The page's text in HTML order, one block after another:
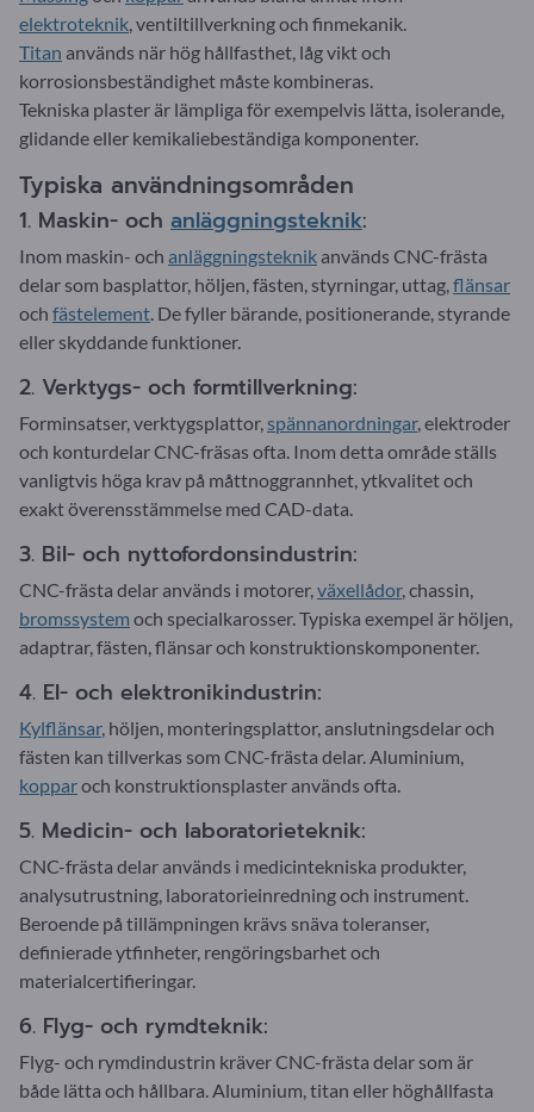
elektroteknik , ventiltillverkning och finmekanik.
Titan används när hög hållfasthet, låg vikt och
korrosionsbeständighet måste kombineras.
Tekniska plaster är lämpliga för exempelvis lätta, isolerande,
glidande eller kemikaliebeständiga komponenter.
Typiska användningsområden
1. Maskin- och anläggningsteknik:
Inom maskin- och anläggningsteknik används CNC-frästa
delar som basplattor, höljen, fästen, styrningar, uttag, flänsar
och fästelement . De fyller bärande, positionerande, styrande
eller skyddande funktioner.
2. Verktygs- och formtillverkning:
Forminsatser, verktygsplattor, spännanordningar, elektroder
och konturdelar CNC-fräsas ofta. Inom detta område ställs
vanligtvis höga krav på måttnoggrannhet, ytkvalitet och
exakt överensstämmelse med CAD-data.
3. Bil- och nyttofordonsindustrin:
CNC-frästa delar används i motorer, växellådor, chassin,
bromssystem och specialkarosser. Typiska exempel är höljen,
adaptrar, fästen, flänsar och konstruktionskomponenter.
4. El- och elektronikindustrin:
Kylflänsar, höljen, monteringsplattor, anslutningsdelar och
fästen kan tillverkas som CNC-frästa delar. Aluminium,
kopparoch konstruktionsplaster används ofta.
5. Medicin- och laboratorieteknik:
CNC-frästa delar används i medicintekniska produkter,
analysutrustning, laboratorieinredning och instrument.
Beroende på tillämpningen krävs snäva toleranser,
definierade ytfinheter, rengöringsbarhet och
materialcertifieringar.
6. Flyg- och rymdteknik:
Flyg- och rymdindustrin kräver CNC-frästa delar som är
både lätta och hållbara. Aluminium, titan eller höghållfasta